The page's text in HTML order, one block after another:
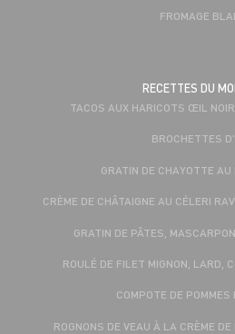
FROMAGE
RECETTES DU
TACOS AUX HARICOTS ŒIL
BROCHETTES
GRATIN DE CHAYOTTE AU
CRÈME DE CHÂTAIGNE AU CÉLERI
GRATIN DE PÂTES,
ROULÉ DE FILET MIGNON, LARD,
COMPOTE DE
ROGNONS DE VEAU À LA CRÈME